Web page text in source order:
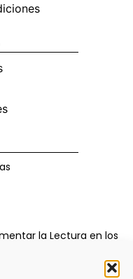
la Lectura en los